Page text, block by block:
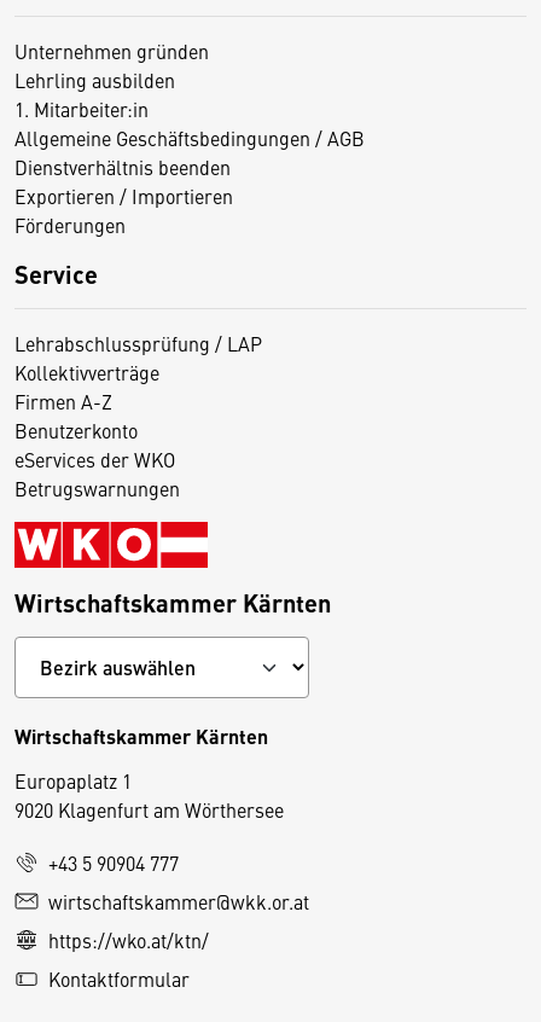
Unternehmen gründen
Lehrling ausbilden
1. Mitarbeiter:in
Allgemeine Geschäftsbedingungen / AGB
Dienstverhältnis beenden
Exportieren / Importieren
Förderungen
Service
Lehrabschlussprüfung / LAP
Kollektivverträge
Firmen A-Z
Benutzerkonto
eServices der WKO
Betrugswarnungen
Wirtschaftskammer Kärnten
Wirtschaftskammer Kärnten
Europaplatz 1
9020 Klagenfurt am Wörthersee
+43 5 90904 777
wirtschaftskammer@wkk.or.at
https://wko.at/ktn/
Kontaktformular
D
e
s